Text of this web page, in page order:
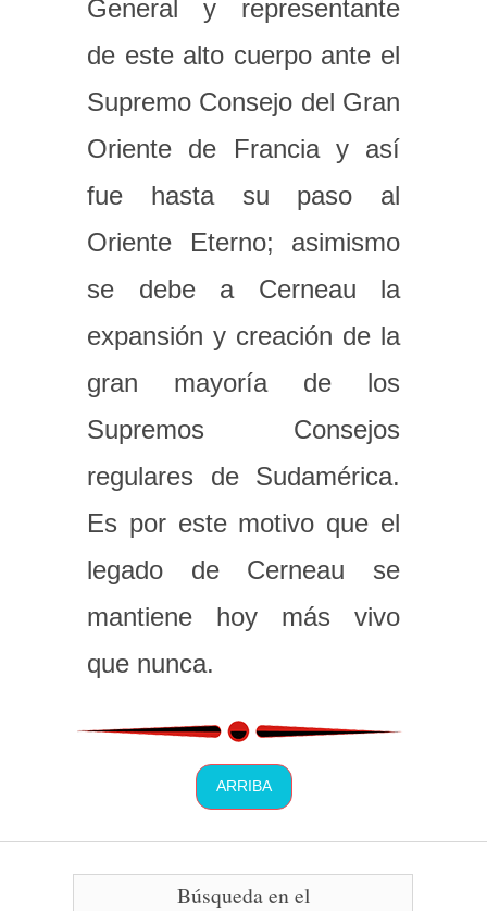
General y representante
de este alto cuerpo ante el
Supremo Consejo del Gran
Oriente de Francia y así
fue hasta su paso al
Oriente Eterno; asimismo
se debe a Cerneau la
expansión y creación de la
gran mayoría de los
Supremos Consejos
regulares de Sudamérica.
Es por este motivo que el
legado de Cerneau se
mantiene hoy más vivo
que nunca.
ARRIBA
Búsqueda en el